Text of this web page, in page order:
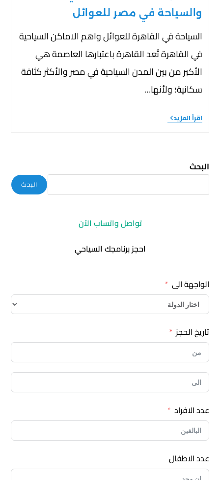
والسياحة في مصر للعوائل
السياحة في القاهرة للعوائل واهم الاماكن السياحية
في القاهرة تُعد القاهرة باعتبارها العاصمة هي
الأكبر من بين المدن السياحية في مصر والأكثر كثافة
سكانية؛ ولأنها…
اقرأ المزيد
البحث
البحث
تواصل واتساب الآن
احجز برنامجك السياحي
الواجهة الى
تاريخ الحجز
عدد الافراد
عدد الاطفال